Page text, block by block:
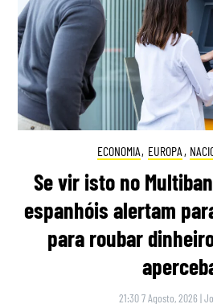
ECONOMIA, EUROPA ,
Se vir isto no
espanhóis alertam
para roubar
21:30 7 Agosto, 2026 |